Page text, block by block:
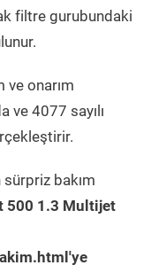
filtre gurubundaki
ve onarım
ve 4077 sayılı
bakım
500 1.3 Multijet